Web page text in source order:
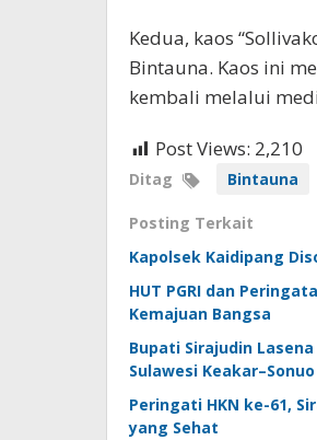
Kedua, kaos
Bintauna. Kaos ini
kembali melalui
Post Views: 2,210
Ditag Bintauna
Posting Terkait
Kapolsek Kaidipang
HUT PGRI dan
Kemajuan Bangsa
Bupati Sirajudin
Sulawesi Keakar–Sonuo
Peringati HKN ke-61,
yang Sehat